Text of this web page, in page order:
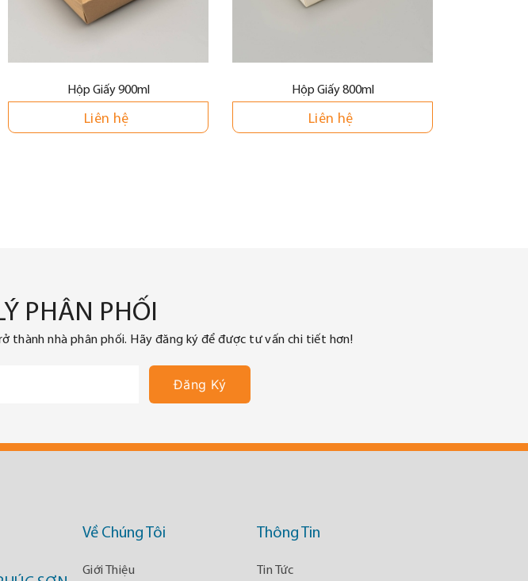
Hộp Giấy 900ml
Liên hệ
Hộp Giấy 800ml
Liên hệ
PHÂN PHỐI
thành nhà phân phối. Hãy đăng ký để được tư vấn chi tiết hơn!
Về Chúng Tôi
Giới Thiệu
Thông Tin
Tin Tức